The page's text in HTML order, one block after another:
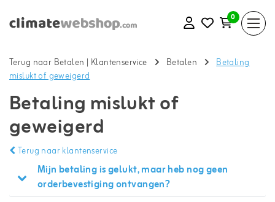
0
Terug naar Betalen | Klantenservice Betalen
Betaling
mislukt of geweigerd
Betaling mislukt of
geweigerd
Terug naar klantenservice
Mijn betaling is gelukt, maar heb nog geen
orderbevestiging ontvangen?